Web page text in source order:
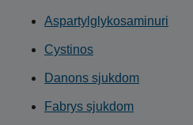
Aspartylglykosaminuri
Cystinos
Danons sjukdom
Fabrys sjukdom